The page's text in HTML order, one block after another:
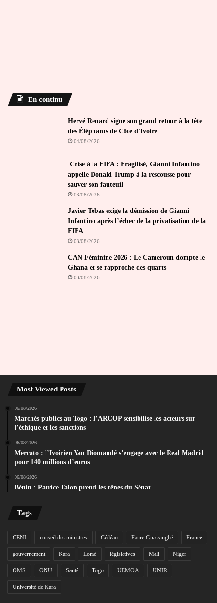
En continu
Hervé Renard signe son grand retour à la tête
des Éléphants de Côte d’Ivoire
04/08/2026
Crise à la FIFA : Fragilisé, Gianni Infantino
appelle Donald Trump à la rescousse pour
sauver son fauteuil
03/08/2026
Javier Tebas exige la démission de Gianni
Infantino après l’échec de la privatisation de la
FIFA
03/08/2026
CAN Féminine 2026 : Le Cameroun dompte le
Ghana et se rapproche des quarts
03/08/2026
Most Viewed Posts
06/08/2026
Marchés publics au Togo : l’ARCOP sensibilise les acteurs sur
l’éthique et les sanctions
06/08/2026
Mercato : l’Ivoirien Yan Diomandé s’engage avec le Real Madrid
pour 140 millions d’euros
06/08/2026
Bénin : Patrice Talon prend les rênes du Sénat
Tags
CENI conseil des ministres Cédéao Faure Gnassingbé France
gouvernement Kara Lomé législatives Mali Niger
OMS ONU Santé Togo UEMOA UNIR
Université de Kara